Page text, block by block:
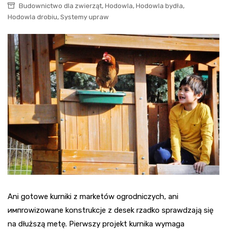
Budownictwo dla zwierząt, Hodowla, Hodowla bydła,
Hodowla drobiu, Systemy upraw
Ani gotowe kurniki z marketów ogrodniczych, ani
импrowizowane konstrukcje z desek rzadko sprawdzają się
na dłuższą metę. Pierwszy projekt kurnika wymaga